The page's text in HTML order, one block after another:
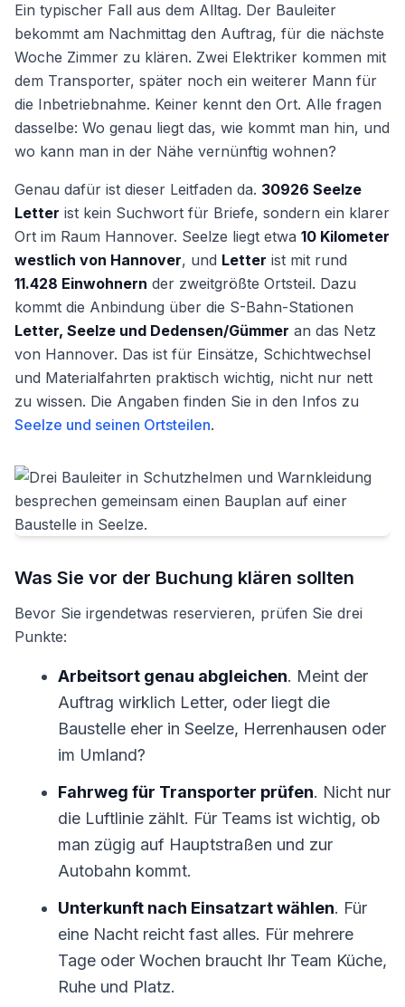
Ein typischer Fall aus dem Alltag. Der Bauleiter
bekommt am Nachmittag den Auftrag, für die nächste
Woche Zimmer zu klären. Zwei Elektriker kommen mit
dem Transporter, später noch ein weiterer Mann für
die Inbetriebnahme. Keiner kennt den Ort. Alle fragen
dasselbe: Wo genau liegt das, wie kommt man hin, und
wo kann man in der Nähe vernünftig wohnen?
Genau dafür ist dieser Leitfaden da. 30926 Seelze
Letter ist kein Suchwort für Briefe, sondern ein klarer
Ort im Raum Hannover. Seelze liegt etwa 10 Kilometer
westlich von Hannover, und Letter ist mit rund
11.428 Einwohnern der zweitgrößte Ortsteil. Dazu
kommt die Anbindung über die S-Bahn-Stationen
Letter, Seelze und Dedensen/Gümmer an das Netz
von Hannover. Das ist für Einsätze, Schichtwechsel
und Materialfahrten praktisch wichtig, nicht nur nett
zu wissen. Die Angaben finden Sie in den Infos zu
Seelze und seinen Ortsteilen.
Was Sie vor der Buchung klären sollten
Bevor Sie irgendetwas reservieren, prüfen Sie drei
Punkte:
Arbeitsort genau abgleichen. Meint der
Auftrag wirklich Letter, oder liegt die
Baustelle eher in Seelze, Herrenhausen oder
im Umland?
Fahrweg für Transporter prüfen. Nicht nur
die Luftlinie zählt. Für Teams ist wichtig, ob
man zügig auf Hauptstraßen und zur
Autobahn kommt.
Unterkunft nach Einsatzart wählen. Für
eine Nacht reicht fast alles. Für mehrere
Tage oder Wochen braucht Ihr Team Küche,
Ruhe und Platz.